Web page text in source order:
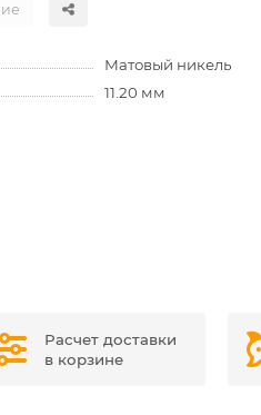
Матовый никель
11.20 мм
Расчет доставки
в корзине